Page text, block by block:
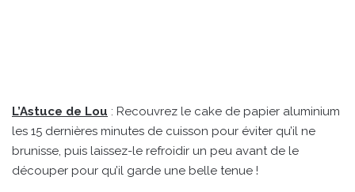
L’Astuce de Lou : Recouvrez le cake de papier aluminium
les 15 dernières minutes de cuisson pour éviter qu’il ne
brunisse, puis laissez-le refroidir un peu avant de le
découper pour qu’il garde une belle tenue !